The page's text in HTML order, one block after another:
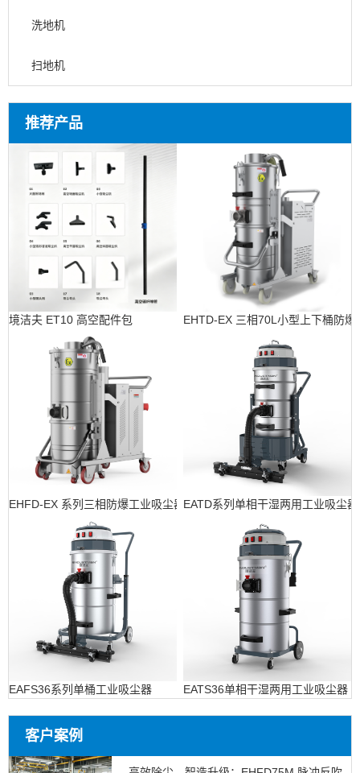
洗地机
扫地机
推荐产品
境洁夫 ET10 高空配件包 EHTD-EX 三相70L小型上下桶防爆
EHFD-EX 系列三相防爆工业吸尘器EATD系列单相干湿两用工业吸尘器
EAFS36系列单桶工业吸尘器 EATS36单相干湿两用工业吸尘器
客户案例